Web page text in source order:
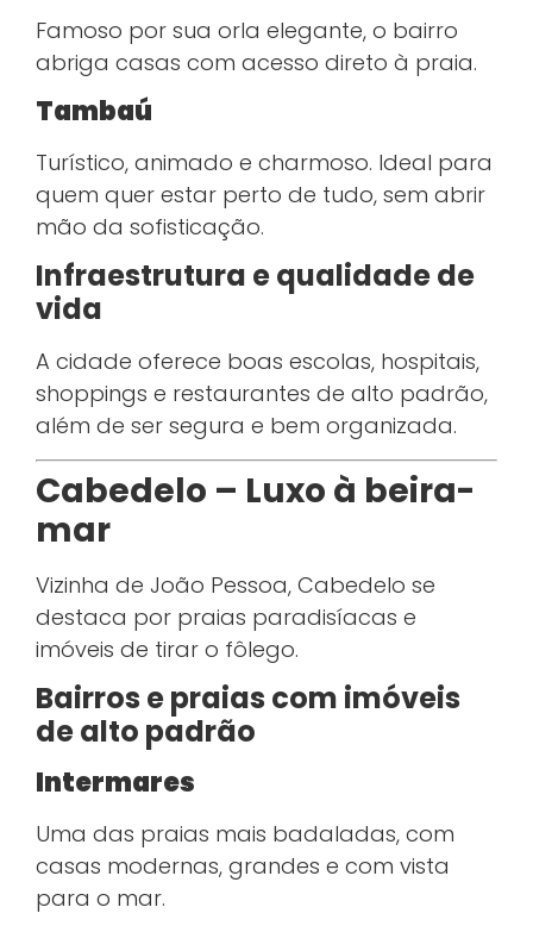
Famoso por sua orla elegante, o bairro
abriga casas com acesso direto à praia.
Tambaú
Turístico, animado e charmoso. Ideal para
quem quer estar perto de tudo, sem abrir
mão da sofisticação.
Infraestrutura e qualidade de
vida
A cidade oferece boas escolas, hospitais,
shoppings e restaurantes de alto padrão,
além de ser segura e bem organizada.
Cabedelo – Luxo à beira-
mar
Vizinha de João Pessoa, Cabedelo se
destaca por praias paradisíacas e
imóveis de tirar o fôlego.
Bairros e praias com imóveis
de alto padrão
Intermares
Uma das praias mais badaladas, com
casas modernas, grandes e com vista
para o mar.